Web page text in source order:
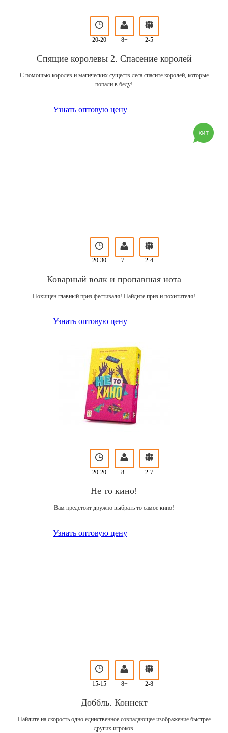
20-20 8+ 2-5
Спящие королевы 2. Спасение королей
С помощью королев и магических существ леса спасите королей, которые
попали в беду!
Узнать оптовую цену
20-30 7+ 2-4
Коварный волк и пропавшая нота
Похищен главный приз фестиваля! Найдите приз и похитителя!
Узнать оптовую цену
20-20 8+ 2-7
Не то кино!
Вам предстоит дружно выбрать то самое кино!
Узнать оптовую цену
15-15 8+ 2-8
Доббль. Коннект
Найдите на скорость одно единственное совпадающее изображение быстрее
других игроков.